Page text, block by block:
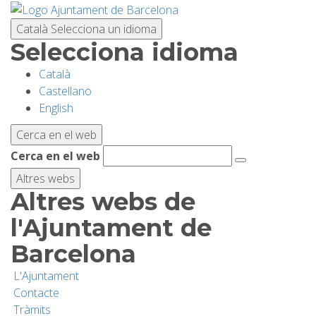
Català Selecciona un idioma
Selecciona idioma
Català
Castellano
English
Cerca en el web
Cerca en el web
Altres webs
Altres webs de
l'Ajuntament de
Barcelona
L'Ajuntament
Contacte
Tràmits
Vés
contingut
PLANIFICA LA VISITA
BIODIVERSITAT
ACTIVITATS
ESCOLES
RECERCA I CONSERVACIÓ
SOSTENIBILITAT